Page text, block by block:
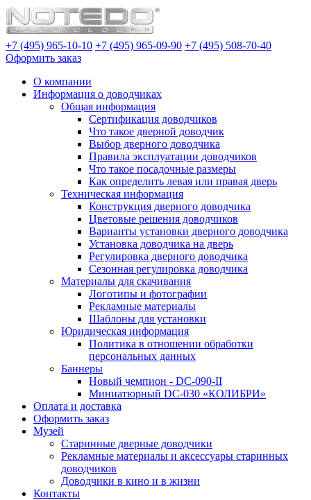
+7 (495) 965-10-10 +7 (495) 965-09-90 +7 (495) 508-70-40
Оформить заказ
О компании
Информация о доводчиках
Общая информация
Сертификация доводчиков
Что такое дверной доводчик
Выбор дверного доводчика
Правила эксплуатации доводчиков
Что такое посадочные размеры
Как определить левая или правая дверь
Техническая информация
Конструкция дверного доводчика
Цветовые решения доводчиков
Варианты установки дверного доводчика
Установка доводчика на дверь
Регулировка дверного доводчика
Сезонная регулировка доводчика
Материалы для скачивания
Логотипы и фотографии
Рекламные материалы
Шаблоны для установки
Юридическая информация
Политика в отношении обработки
персональных данных
Баннеры
Новый чемпион - DC-090-II
Миниатюрный DC-030 «КОЛИБРИ»
Оплата и доставка
Оформить заказ
Музей
Старинные дверные доводчики
Рекламные материалы и аксессуары старинных
доводчиков
Доводчики в кино и в жизни
Контакты